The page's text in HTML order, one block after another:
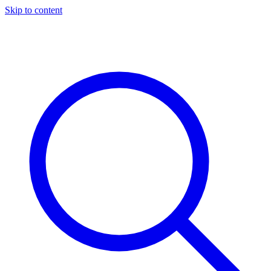
Skip to content